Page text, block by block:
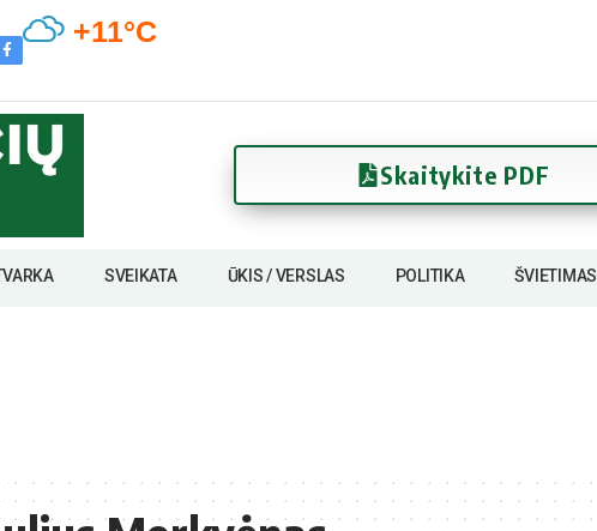
+11°C
Skaitykite PDF
SVEIKATA ŪKIS / VERSLAS POLITIKA ŠVIETIMAS